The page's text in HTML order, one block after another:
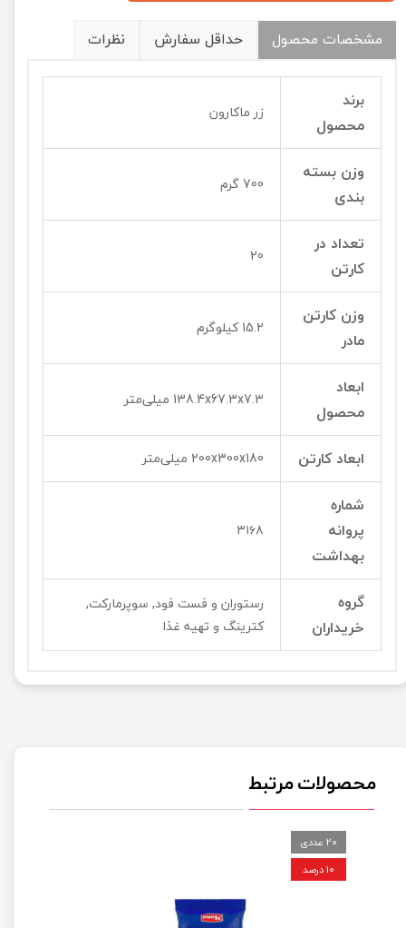
مشخصات محصول حداقل سفارش نظرات
برند
محصول
زر ماکارون
وزن بسته
بندی
700 گرم
تعداد در
کارتن
20
وزن کارتن
مادر
15.2 کیلوگرم
ابعاد
محصول
138.4x67.3x7.3 میلی‌متر
ابعاد کارتن 200x300x180 میلی‌متر
شماره
پروانه
بهداشت
۳۱۶۸
گروه
خریداران
رستوران و فست فود, سوپرمارکت,
کترینگ و تهیه غذا
محصولات مرتبط
20 عددی
۱۰ درصد